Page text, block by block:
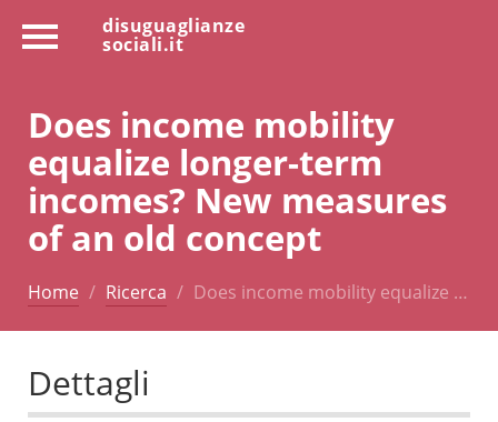
disuguaglianze
sociali.it
Does income mobility
equalize longer-term
incomes? New measures
of an old concept
Home Ricerca Does income mobility equalize …
Dettagli